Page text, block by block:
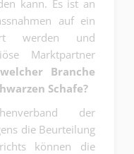
kann. Es ist an
auf ein
werden und
Marktpartner
Branche
Schafe?
der
die Beurteilung
können die